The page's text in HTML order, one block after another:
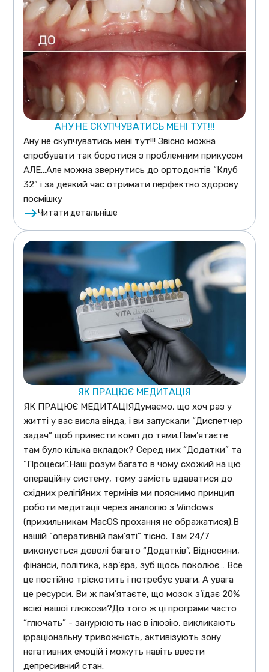
АНУ НЕ СКУПЧУВАТИСЬ МЕНІ ТУТ!!!
Ану не скупчуватись мені тут!!! Звісно можна
спробувати так боротися з проблемним прикусом
АЛЕ...Але можна звернутись до ортодонтів “Клуб
32” і за деякий час отримати перфектно здорову
посмішку
Читати детальніше
ЯК ПРАЦЮЄ МЕДИТАЦІЯ
ЯК ПРАЦЮЄ МЕДИТАЦІЯДумаємо, що хоч раз у
житті у вас висла вінда, і ви запускали “Диспетчер
задач“ щоб привести комп до тями.Пам’ятаєте
там було кілька вкладок? Серед них “Додатки” та
“Процеси”.Наш розум багато в чому схожий на цю
операційну систему, тому замість вдаватися до
східних релігійних термінів ми пояснимо принцип
роботи медитації через аналогію з Windows
(прихильникам MacOS прохання не ображатися).В
нашій “оперативній пам’яті” тісно. Там 24/7
виконується доволі багато “Додатків”. Відносини,
фінанси, політика, кар’єра, зуб щось поколює… Все
це постійно тріскотить і потребує уваги. А увага
це ресурси. Ви ж пам’ятаєте, що мозок з’їдає 20%
всієї нашої глюкози?До того ж ці програми часто
“глючать” - занурюють нас в ілюзію, викликають
ірраціональну тривожність, активізують зону
негативних емоцій і можуть навіть ввести
депресивний стан.